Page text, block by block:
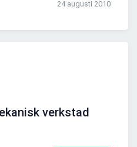
24 augusti 2010
verkstad